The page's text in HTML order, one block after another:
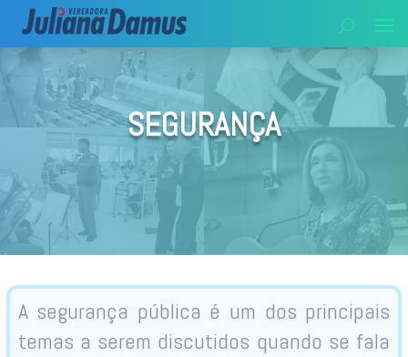
SEGURANÇA
A segurança pública é um dos principais
temas a serem discutidos quando se fala